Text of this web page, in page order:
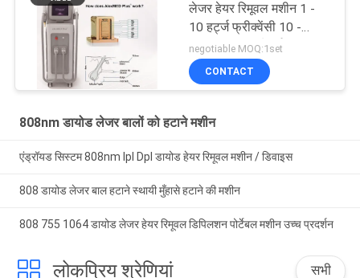
लेजर हेयर रिमूवल मशीन 1 -
10 हर्ट्ज फ्रीक्वेंसी 10 -
300ms पल्स चौड़ाई
negotiable MOQ:1set
CONTACT
808nm डायोड लेजर बालों को हटाने मशीन
एंड्रॉयड सिस्टम 808nm Ipl Dpl डायोड हेयर रिमूवल मशीन / डिवाइस
808 डायोड लेजर बाल हटाने स्थायी मुँहासे हटाने की मशीन
808 755 1064 डायोड लेजर हेयर रिमूवल डिपिलशन पोर्टेबल मशीन उच्च प्रदर्शन
लोकप्रिय श्रेणियां सभी